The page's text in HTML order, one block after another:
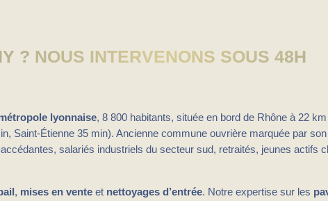
? NOUS INTERVENONS SOUS 48H
lyonnaise, 8 800 habitants, située en bord de Rhône à 22
Saint-Étienne 35 min). Ancienne commune ouvrière marquée par
salariés industriels du secteur sud, retraités, jeunes actifs
, mises en vente et nettoyages d’entrée. Notre expertise sur les